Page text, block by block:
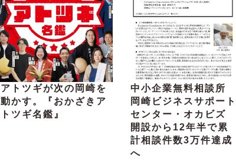
アトツギが次の岡崎を
動かす。『おかざきア
トツギ名鑑』
中小企業無料相談所
岡崎ビジネスサポート
センター・オカビズ
開設から12年半で累
計相談件数3万件達成
へ